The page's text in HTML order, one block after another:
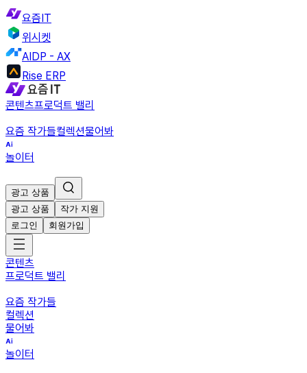
요즘IT
위시켓
AIDP - AX
Rise ERP
콘텐츠프로덕트 밸리
요즘 작가들컬렉션물어봐
놀이터
광고 상품
광고 상품
작가 지원
로그인
회원가입
콘텐츠
프로덕트 밸리
요즘 작가들
컬렉션
물어봐
놀이터